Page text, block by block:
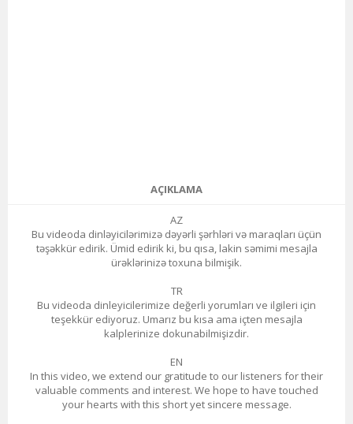
AÇIKLAMA
AZ
Bu videoda dinləyicilərimizə dəyərli şərhləri və maraqları üçün
təşəkkür edirik. Ümid edirik ki, bu qısa, lakin səmimi mesajla
ürəklərinizə toxuna bilmişik.
TR
Bu videoda dinleyicilerimize değerli yorumları ve ilgileri için
teşekkür ediyoruz. Umarız bu kısa ama içten mesajla
kalplerinize dokunabilmişizdir.
EN
In this video, we extend our gratitude to our listeners for their
valuable comments and interest. We hope to have touched
your hearts with this short yet sincere message.